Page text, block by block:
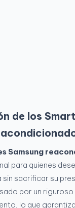
de los
Samsung
para quienes
sacrificar su
por un
lo que